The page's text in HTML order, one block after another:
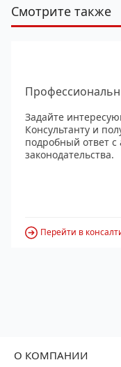
Смотрите также
Задайте
Консультанту и
подробный ответ
законодательства.
Перейти в
О КОМПАНИИ